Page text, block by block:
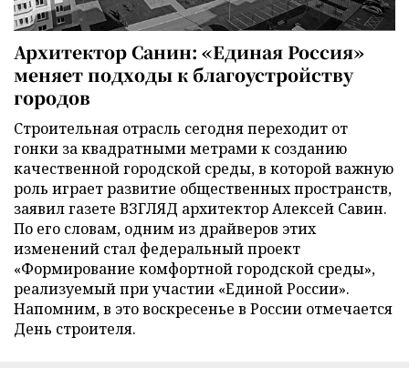
Архитектор Санин: «Единая Россия»
меняет подходы к благоустройству
городов
Строительная отрасль сегодня переходит от
гонки за квадратными метрами к созданию
качественной городской среды, в которой важную
роль играет развитие общественных пространств,
заявил газете ВЗГЛЯД архитектор Алексей Савин.
По его словам, одним из драйверов этих
изменений стал федеральный проект
«Формирование комфортной городской среды»,
реализуемый при участии «Единой России».
Напомним, в это воскресенье в России отмечается
День строителя.